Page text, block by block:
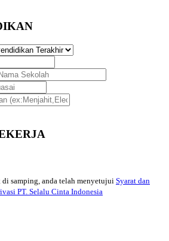
di samping, anda telah menyetujui Syarat dan
PT. Selalu Cinta Indonesia